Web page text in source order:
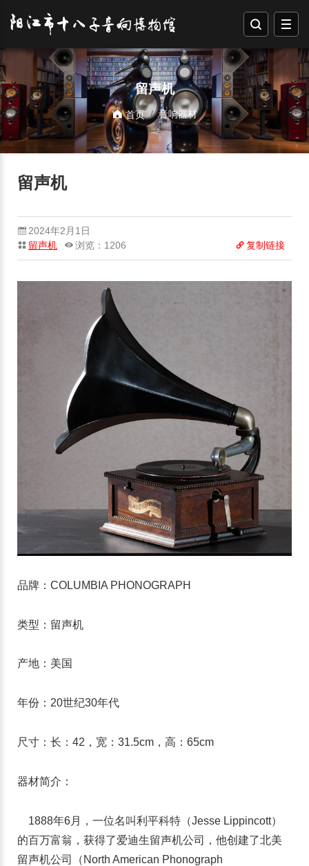
留声机
首页 音响器材
留声机
2024年2月1日
留声机
浏览：1206 复制链接
品牌：COLUMBIA PHONOGRAPH
类型：留声机
产地：美国
年份：20世纪30年代
尺寸：长：42，宽：31.5cm，高：65cm
器材简介：
1888年6月，一位名叫利平科特（Jesse Lippincott）
的百万富翁，获得了爱迪生留声机公司，他创建了北美
留声机公司（North American Phonograph